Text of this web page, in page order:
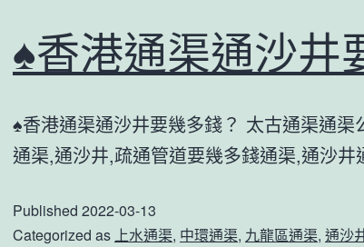
知
識
旺
角
下
水
道
♠香港通渠通沙井
♠香港通渠通沙井要幾多錢？ 太古通渠
通渠,通沙井,疏通管道要幾多錢通渠,通沙
Published 2022-03-13
Categorized as 上水通渠, 中環通渠, 九龍區通渠, 通沙